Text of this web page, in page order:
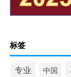
标签
专业 中国